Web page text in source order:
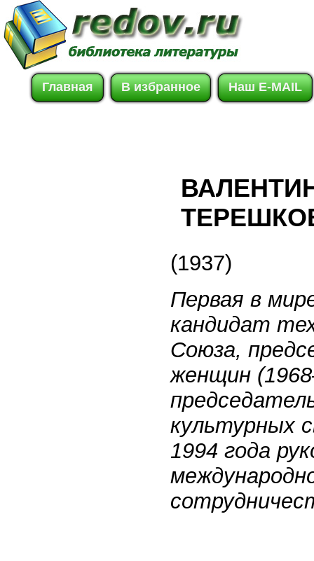
Главная В избранное Наш E-MAIL
(1937)
Первая в
кандидат
Союза,
женщин
культурных
1994 года